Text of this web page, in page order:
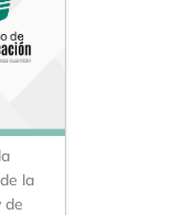
la
de